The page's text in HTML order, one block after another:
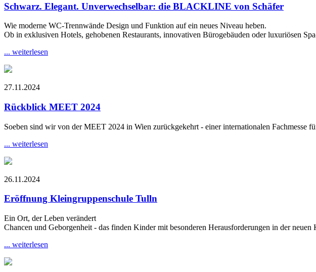
Schwarz. Elegant. Unverwechselbar: die BLACKLINE von Schäfer
Wie moderne WC-Trennwände Design und Funktion auf ein neues Niveau heben.
Ob in exklusiven Hotels, gehobenen Restaurants, innovativen Bürogebäuden oder luxuriösen
... weiterlesen
27.11.2024
Rückblick MEET 2024
Soeben sind wir von der MEET 2024 in Wien zurückgekehrt - einer internationalen Fachmesse
... weiterlesen
26.11.2024
Eröffnung Kleingruppenschule Tulln
Ein Ort, der Leben verändert
Chancen und Geborgenheit - das finden Kinder mit besonderen Herausforderungen in der
... weiterlesen